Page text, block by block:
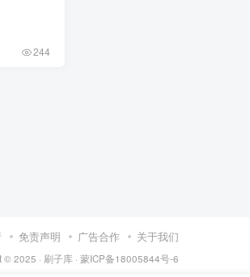
244
免责声明 广告合作 关于我们
© 2025 · 刷子库 · 蒙ICP备18005844号-6